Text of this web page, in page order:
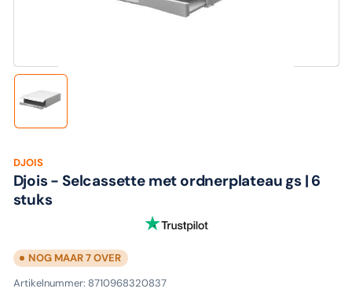
media
Laad
galerijweergave
DJOIS
Djois - Selcassette met ordnerplateau gs | 6
stuks
NOG MAAR 7 OVER
Artikelnummer: 8710968320837